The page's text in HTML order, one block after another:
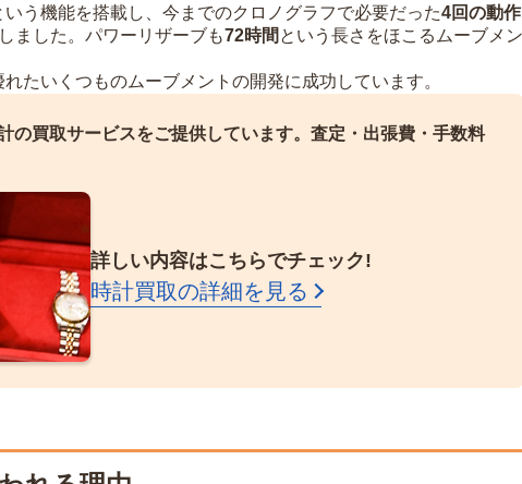
う機能を搭載し、今までのクロノグラフで必要だった4回の動作
ました。パワーリザーブも72時間 という長さをほこるムーブメン
たいくつものムーブメントの開発に成功しています。
の買取サービスをご提供しています。 査定・出張費・手数料
詳しい内容はこちらでチェック!
時計買取の詳細を見る